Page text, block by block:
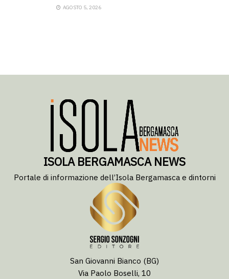
AGOSTO 5, 2026
ISOLA BERGAMASCA NEWS
Portale di informazione dell’Isola Bergamasca e dintorni
San Giovanni Bianco (BG)
Via Paolo Boselli, 10